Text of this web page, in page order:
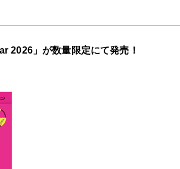
2026」が数量限定にて発売！